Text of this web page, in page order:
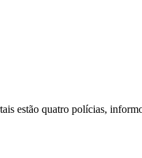
estão quatro polícias,